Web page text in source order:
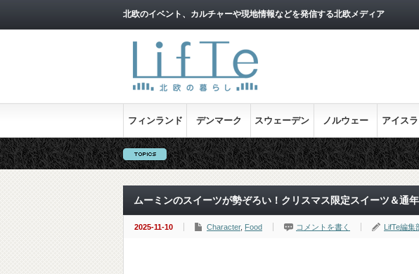
北欧のイベント、カルチャーや現地情報などを発信する北欧メディア
フィンランド デンマーク スウェーデン ノルウェー アイス
ムーミンのスイーツが勢ぞろい！クリスマス限定スイーツ＆通
2025-11-10 Character, Food コメントを書く LifTe編集